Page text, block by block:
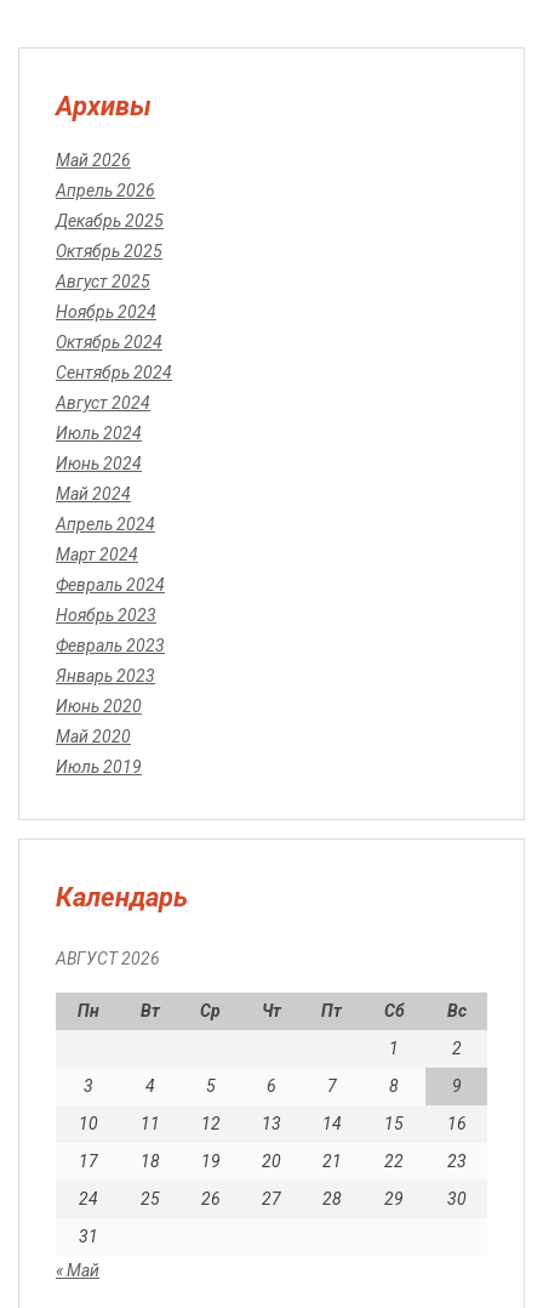
Архивы
Май 2026
Апрель 2026
Декабрь 2025
Октябрь 2025
Август 2025
Ноябрь 2024
Октябрь 2024
Сентябрь 2024
Август 2024
Июль 2024
Июнь 2024
Май 2024
Апрель 2024
Март 2024
Февраль 2024
Ноябрь 2023
Февраль 2023
Январь 2023
Июнь 2020
Май 2020
Июль 2019
Календарь
АВГУСТ 2026
Пн Вт Ср Чт Пт Сб
Вс
1
2
3
4 5 6 7 8
9
10
11 12 13 14 15
16
17
18 19 20 21 22
23
24
25 26 27 28 29
30
31
« Май